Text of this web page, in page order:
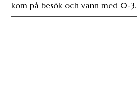
kom på besök och vann med 0-3.